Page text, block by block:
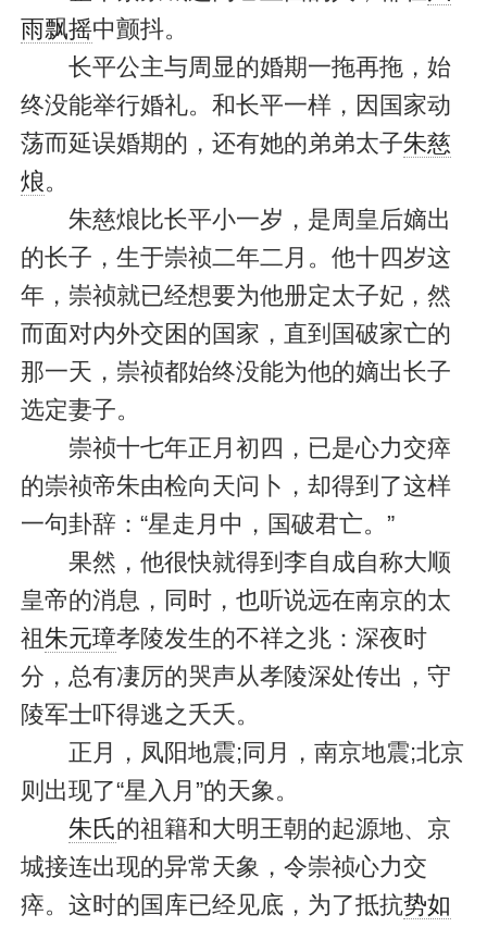
雨飘摇中颤抖。
长平公主与周显的婚期一拖再拖，始
终没能举行婚礼。和长平一样，因国家动
荡而延误婚期的，还有她的弟弟太子朱慈
烺。
朱慈烺比长平小一岁，是周皇后嫡出
的长子，生于崇祯二年二月。他十四岁这
年，崇祯就已经想要为他册定太子妃，然
而面对内外交困的国家，直到国破家亡的
那一天，崇祯都始终没能为他的嫡出长子
选定妻子。
崇祯十七年正月初四，已是心力交瘁
的崇祯帝朱由检向天问卜，却得到了这样
一句卦辞：“星走月中，国破君亡。”
果然，他很快就得到李自成自称大顺
皇帝的消息，同时，也听说远在南京的太
祖朱元璋孝陵发生的不祥之兆：深夜时
分，总有凄厉的哭声从孝陵深处传出，守
陵军士吓得逃之夭夭。
正月，凤阳地震;同月，南京地震;北京
则出现了“星入月”的天象。
朱氏的祖籍和大明王朝的起源地、京
城接连出现的异常天象，令崇祯心力交
瘁。这时的国库已经见底，为了抵抗势如